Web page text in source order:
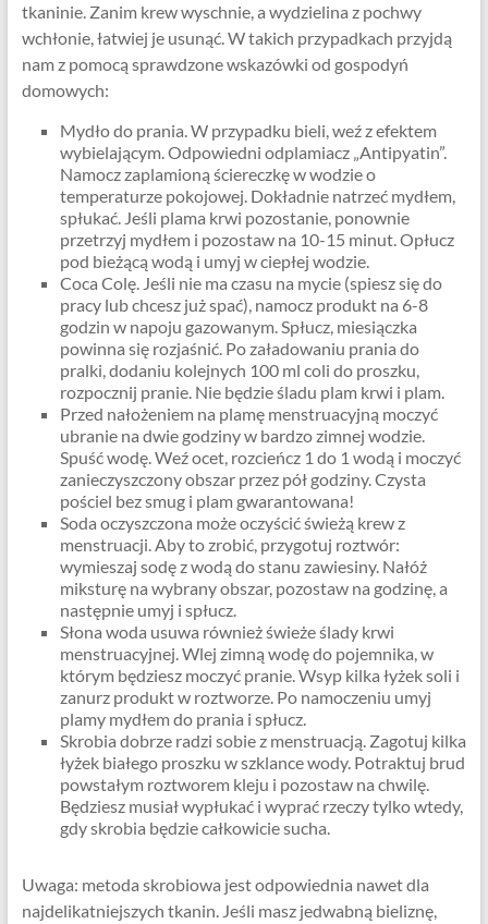
tkaninie. Zanim krew wyschnie, a wydzielina z pochwy
wchłonie, łatwiej je usunąć. W takich przypadkach przyjdą
nam z pomocą sprawdzone wskazówki od gospodyń
domowych:
Mydło do prania. W przypadku bieli, weź z efektem
wybielającym. Odpowiedni odplamiacz „Antipyatin”.
Namocz zaplamioną ściereczkę w wodzie o
temperaturze pokojowej. Dokładnie natrzeć mydłem,
spłukać. Jeśli plama krwi pozostanie, ponownie
przetrzyj mydłem i pozostaw na 10-15 minut. Opłucz
pod bieżącą wodą i umyj w ciepłej wodzie.
Coca Colę. Jeśli nie ma czasu na mycie (spiesz się do
pracy lub chcesz już spać), namocz produkt na 6-8
godzin w napoju gazowanym. Spłucz, miesiączka
powinna się rozjaśnić. Po załadowaniu prania do
pralki, dodaniu kolejnych 100 ml coli do proszku,
rozpocznij pranie. Nie będzie śladu plam krwi i plam.
Przed nałożeniem na plamę menstruacyjną moczyć
ubranie na dwie godziny w bardzo zimnej wodzie.
Spuść wodę. Weź ocet, rozcieńcz 1 do 1 wodą i moczyć
zanieczyszczony obszar przez pół godziny. Czysta
pościel bez smug i plam gwarantowana!
Soda oczyszczona może oczyścić świeżą krew z
menstruacji. Aby to zrobić, przygotuj roztwór:
wymieszaj sodę z wodą do stanu zawiesiny. Nałóż
miksturę na wybrany obszar, pozostaw na godzinę, a
następnie umyj i spłucz.
Słona woda usuwa również świeże ślady krwi
menstruacyjnej. Wlej zimną wodę do pojemnika, w
którym będziesz moczyć pranie. Wsyp kilka łyżek soli i
zanurz produkt w roztworze. Po namoczeniu umyj
plamy mydłem do prania i spłucz.
Skrobia dobrze radzi sobie z menstruacją. Zagotuj kilka
łyżek białego proszku w szklance wody. Potraktuj brud
powstałym roztworem kleju i pozostaw na chwilę.
Będziesz musiał wypłukać i wyprać rzeczy tylko wtedy,
gdy skrobia będzie całkowicie sucha.
Uwaga: metoda skrobiowa jest odpowiednia nawet dla
najdelikatniejszych tkanin. Jeśli masz jedwabną bieliznę,